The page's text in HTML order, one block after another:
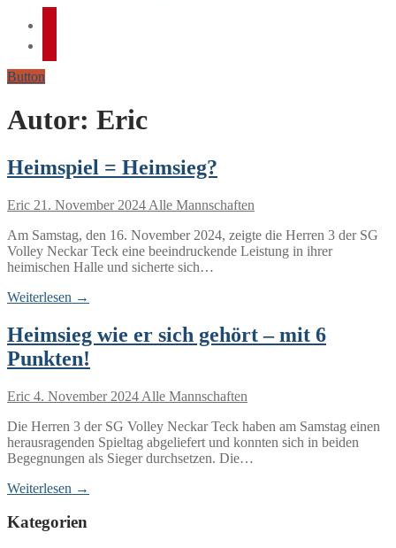
Button
Autor: Eric
Heimspiel = Heimsieg?
Eric 21. November 2024 Alle Mannschaften
Am Samstag, den 16. November 2024, zeigte die Herren 3 der SG
Volley Neckar Teck eine beeindruckende Leistung in ihrer
heimischen Halle und sicherte sich…
Weiterlesen →
Heimsieg wie er sich gehört – mit 6
Punkten!
Eric 4. November 2024 Alle Mannschaften
Die Herren 3 der SG Volley Neckar Teck haben am Samstag einen
herausragenden Spieltag abgeliefert und konnten sich in beiden
Begegnungen als Sieger durchsetzen. Die…
Weiterlesen →
Kategorien